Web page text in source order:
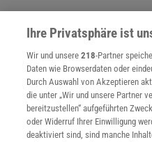
Ihre Privatsphäre ist
Wir und unsere218-Partner
Daten wie Browserdaten oder
Durch Auswahl von Akzeptieren
die unter „Wir und unsere Partner
bereitzustellen“ aufgeführten
oder Widerruf Ihrer Einwilligung
deaktiviert sind, sind manche